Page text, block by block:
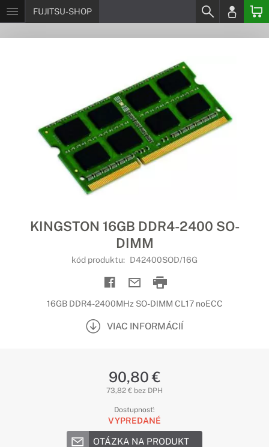
FUJITSU-SHOP
KINGSTON 16GB DDR4-2400 SO-
DIMM
kód produktu: D42400SOD/16G
16GB DDR4-2400MHz SO-DIMM CL17 noECC
VIAC INFORMÁCIÍ
90,80 €
73,82 € bez DPH
Dostupnosť:
VYPREDANÉ
OTÁZKA NA PRODUKT